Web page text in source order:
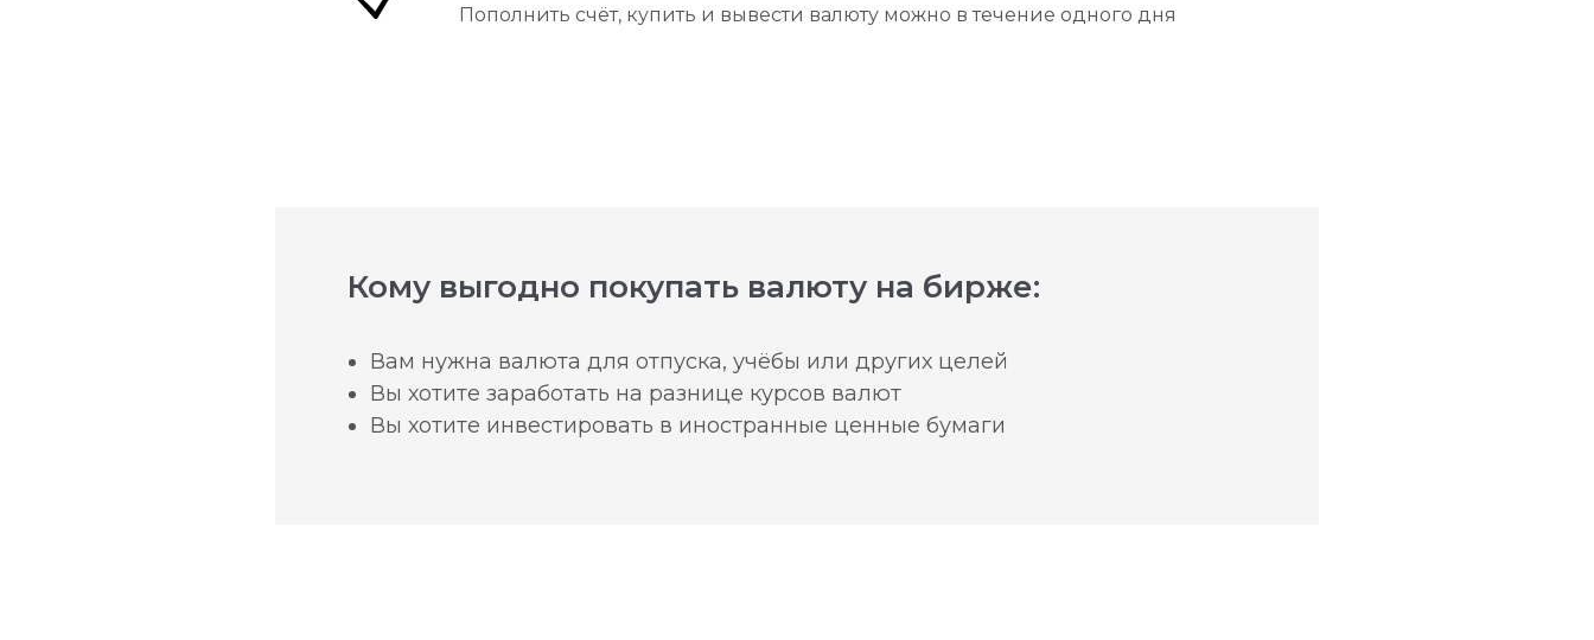
Пополнить счёт, купить и вывести валюту можно в течение одного дня
Кому выгодно покупать валюту на бирже:
Вам нужна валюта для отпуска, учёбы или других целей
Вы хотите заработать на разнице курсов валют
Вы хотите инвестировать в иностранные ценные бумаги